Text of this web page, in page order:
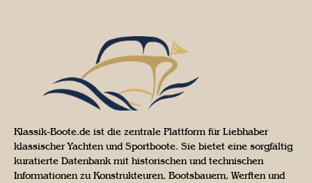
Klassik-Boote.de ist die zentrale Plattform für Liebhaber
klassischer Yachten und Sportboote. Sie bietet eine sorgfältig
kuratierte Datenbank mit historischen und technischen
Informationen zu Konstrukteuren, Bootsbauern, Werften und